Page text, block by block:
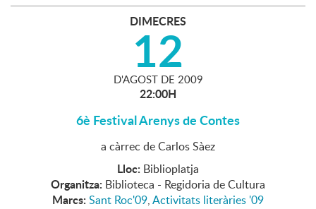
DIMECRES
12
D'AGOST DE 2009
22:00H
6è Festival Arenys de Contes
a càrrec de Carlos Sàez
Lloc: Biblioplatja
Organitza: Biblioteca - Regidoria de Cultura
Marcs: Sant Roc'09,Activitats literàries '09